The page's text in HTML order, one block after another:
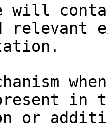
will
relevant
in
or